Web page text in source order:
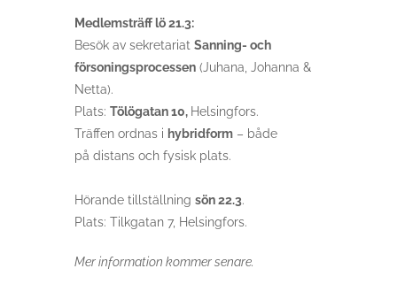
Medlemsträff lö21.3:
Besök av sekretariat Sanning- och
försoningsprocessen (Juhana, Johanna &
Netta).
Plats: Tölögatan 10, Helsingfors.
Träffen ordnas i hybridform – både
på distans och fysisk plats.
Hörande tillställning sön22.3.
Plats: Tilkgatan 7, Helsingfors.
Mer information kommer senare.